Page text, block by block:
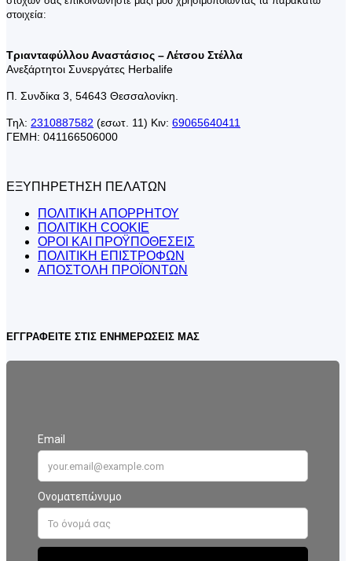
στοιχεία:
Τριανταφύλλου Αναστάσιος – Λέτσου Στέλλα
Ανεξάρτητοι Συνεργάτες Herbalife
Π. Συνδίκα 3, 54643 Θεσσαλονίκη.
Τηλ: 2310887582 (εσωτ. 11) Κιν: 69065640411
ΓΕΜΗ: 041166506000
ΕΞΥΠΗΡΕΤΗΣΗ ΠΕΛΑΤΩΝ
ΠΟΛΙΤΙΚΗ ΑΠΟΡΡΗΤΟΥ
ΠΟΛΙΤΙΚΗ COOKIE
ΟΡΟΙ ΚΑΙ ΠΡΟΫΠΟΘΕΣΕΙΣ
ΠΟΛΙΤΙΚΗ ΕΠΙΣΤΡΟΦΩΝ
ΑΠΟΣΤΟΛΗ ΠΡΟΪΟΝΤΩΝ
ΕΓΓΡΑΦΕΙΤΕ ΣΤΙΣ ΕΝΗΜΕΡΩΣΕΙΣ ΜΑΣ